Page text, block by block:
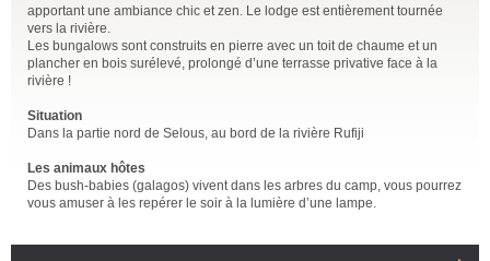
apportant une ambiance chic et zen. Le lodge est entièrement tournée
vers la rivière.
Les bungalows sont construits en pierre avec un toit de chaume et un
plancher en bois surélevé, prolongé d’une terrasse privative face à la
rivière !
Situation
Dans la partie nord de Selous, au bord de la rivière Rufiji
Les animaux hôtes
Des bush-babies (galagos) vivent dans les arbres du camp, vous pourrez
vous amuser à les repérer le soir à la lumière d’une lampe.